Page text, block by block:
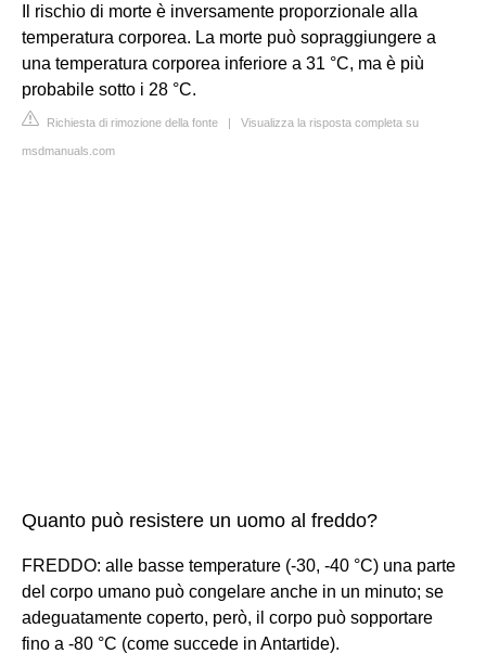
Il rischio di morte è inversamente proporzionale alla
temperatura corporea. La morte può sopraggiungere a
una temperatura corporea inferiore a 31 °C, ma è più
probabile sotto i 28 °C.
Richiesta di rimozione della fonte | Visualizza la risposta completa su
msdmanuals.com
Quanto può resistere un uomo al freddo?
FREDDO: alle basse temperature (-30, -40 °C) una parte
del corpo umano può congelare anche in un minuto; se
adeguatamente coperto, però, il corpo può sopportare
fino a -80 °C (come succede in Antartide).